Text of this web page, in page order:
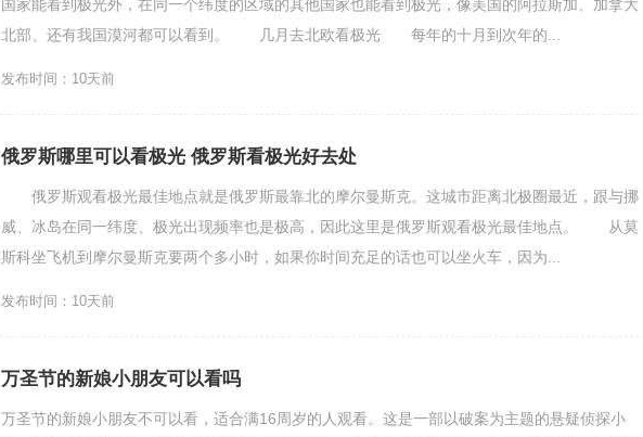
国家能看到极光外，在同一个纬度的区域的其他国家也能看到极光，像美国的阿拉斯加、加拿大
北部、还有我国漠河都可以看到。 几月去北欧看极光 每年的十月到次年的...
发布时间：10天前
俄罗斯哪里可以看极光 俄罗斯看极光好去处
俄罗斯观看极光最佳地点就是俄罗斯最靠北的摩尔曼斯克。这城市距离北极圈最近，跟与挪
威、冰岛在同一纬度、极光出现频率也是极高，因此这里是俄罗斯观看极光最佳地点。 从莫
斯科坐飞机到摩尔曼斯克要两个多小时，如果你时间充足的话也可以坐火车，因为...
发布时间：10天前
万圣节的新娘小朋友可以看吗
万圣节的新娘小朋友不可以看，适合满16周岁的人观看。这是一部以破案为主题的悬疑侦探小